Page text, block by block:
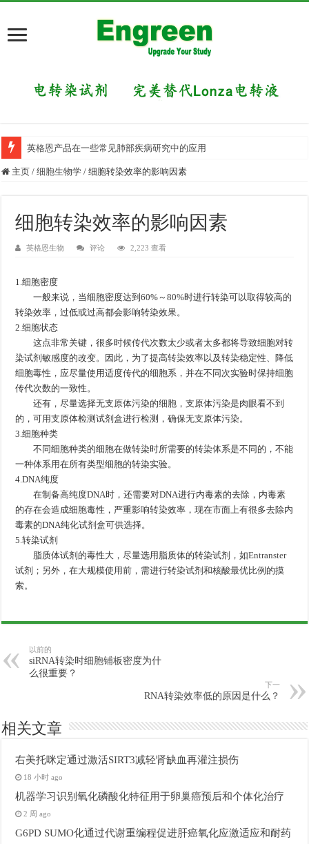
英格恩产品在一些常见肺部疾病研究中的应用
主页 / 细胞生物学 / 细胞转染效率的影响因素
细胞转染效率的影响因素
英格恩生物 评论 2,223 查看
1.细胞密度
一般来说，当细胞密度达到60%～80%时进行转染可以取得较高的
转染效率，过低或过高都会影响转染效果。
2.细胞状态
这点非常关键，很多时候传代次数太少或者太多都将导致细胞对转
染试剂敏感度的改变。因此，为了提高转染效率以及转染稳定性、降低
细胞毒性，应尽量使用适度传代的细胞系，并在不同次实验时保持细胞
传代次数的一致性。
还有，尽量选择无支原体污染的细胞，支原体污染是肉眼看不到
的，可用支原体检测试剂盒进行检测，确保无支原体污染。
3.细胞种类
不同细胞种类的细胞在做转染时所需要的转染体系是不同的，不能
一种体系用在所有类型细胞的转染实验。
4.DNA纯度
在制备高纯度DNA时，还需要对DNA进行内毒素的去除，内毒素
的存在会造成细胞毒性，严重影响转染效率，现在市面上有很多去除内
毒素的DNA纯化试剂盒可供选择。
5.转染试剂
脂质体试剂的毒性大，尽量选用脂质体的转染试剂，如Entranster
试剂；另外，在大规模使用前，需进行转染试剂和核酸最优比例的摸
索。
以前的
siRNA转染时细胞铺板密度为什
么很重要？
下一
RNA转染效率低的原因是什么？
相关文章
右美托咪定通过激活SIRT3减轻肾缺血再灌注损伤
18 小时 ago
机器学习识别氧化磷酸化特征用于卵巢癌预后和个体化治疗
2 周 ago
G6PD SUMO化通过代谢重编程促进肝癌氧化应激适应和耐药